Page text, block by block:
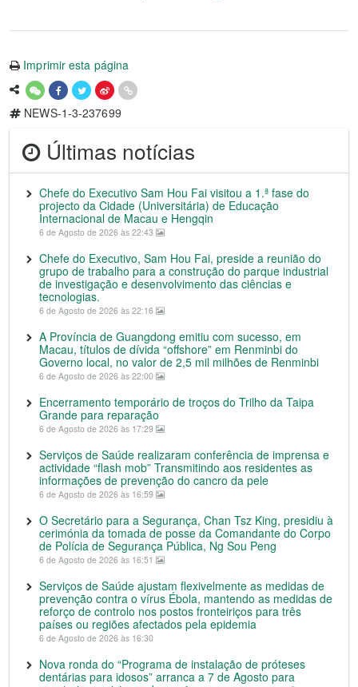
Imprimir esta página
NEWS-1-3-237699
Últimas notícias
Chefe do Executivo Sam Hou Fai visitou a 1.ª fase do
projecto da Cidade (Universitária) de Educação
Internacional de Macau e Hengqin
6 de Agosto de 2026 às 22:43
Chefe do Executivo, Sam Hou Fai, preside a reunião do
grupo de trabalho para a construção do parque industrial
de investigação e desenvolvimento das ciências e
tecnologias.
6 de Agosto de 2026 às 22:16
A Província de Guangdong emitiu com sucesso, em
Macau, títulos de dívida “offshore” em Renminbi do
Governo local, no valor de 2,5 mil milhões de Renminbi
6 de Agosto de 2026 às 22:00
Encerramento temporário de troços do Trilho da Taipa
Grande para reparação
6 de Agosto de 2026 às 17:29
Serviços de Saúde realizaram conferência de imprensa e
actividade “flash mob” Transmitindo aos residentes as
informações de prevenção do cancro da pele
6 de Agosto de 2026 às 16:59
O Secretário para a Segurança, Chan Tsz King, presidiu à
cerimónia da tomada de posse da Comandante do Corpo
de Polícia de Segurança Pública, Ng Sou Peng
6 de Agosto de 2026 às 16:51
Serviços de Saúde ajustam flexivelmente as medidas de
prevenção contra o vírus Ébola, mantendo as medidas de
reforço de controlo nos postos fronteiriços para três
países ou regiões afectados pela epidemia
6 de Agosto de 2026 às 16:30
Nova ronda do “Programa de instalação de próteses
dentárias para idosos” arranca a 7 de Agosto para